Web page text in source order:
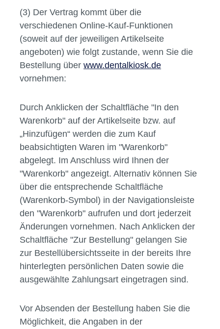
(3) Der Vertrag kommt über die
verschiedenen Online-Kauf-Funktionen
(soweit auf der jeweiligen Artikelseite
angeboten) wie folgt zustande, wenn Sie die
Bestellung über www.dentalkiosk.de
vornehmen:
Durch Anklicken der Schaltfläche "In den
Warenkorb" auf der Artikelseite bzw. auf
„Hinzufügen“ werden die zum Kauf
beabsichtigten Waren im "Warenkorb"
abgelegt. Im Anschluss wird Ihnen der
"Warenkorb" angezeigt. Alternativ können Sie
über die entsprechende Schaltfläche
(Warenkorb-Symbol) in der Navigationsleiste
den "Warenkorb" aufrufen und dort jederzeit
Änderungen vornehmen. Nach Anklicken der
Schaltfläche "Zur Bestellung" gelangen Sie
zur Bestellübersichtsseite in der bereits Ihre
hinterlegten persönlichen Daten sowie die
ausgewählte Zahlungsart eingetragen sind.
Vor Absenden der Bestellung haben Sie die
Möglichkeit, die Angaben in der